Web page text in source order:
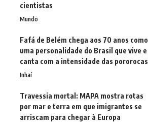
cientistas
Mundo
Fafá de Belém chega aos 70 anos como
uma personalidade do Brasil que vive e
canta com a intensidade das pororocas
Inhaí
Travessia mortal: MAPA mostra rotas
por mar e terra em que imigrantes se
arriscam para chegar à Europa